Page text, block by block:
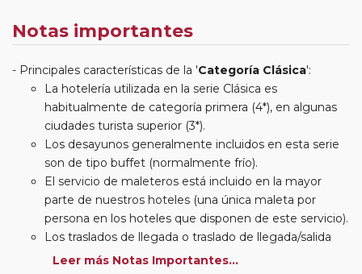
Notas importantes
Principales características de la 'Categoría Clásica':
La hotelería utilizada en la serie Clásica es
habitualmente de categoría primera (4*), en algunas
ciudades turista superior (3*).
Los desayunos generalmente incluidos en esta serie
son de tipo buffet (normalmente frío).
El servicio de maleteros está incluido en la mayor
parte de nuestros hoteles (una única maleta por
persona en los hoteles que disponen de este servicio).
Los traslados de llegada o traslado de llegada/salida
estarán incluidos según itinerario.
Leer más Notas Importantes...